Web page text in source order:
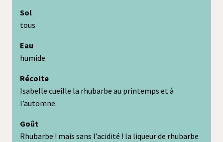
Sol
tous
Eau
humide
Récolte
Isabelle cueille la rhubarbe au printemps et à
l’automne.
Goût
Rhubarbe ! mais sans l’acidité ! la liqueur de rhubarbe